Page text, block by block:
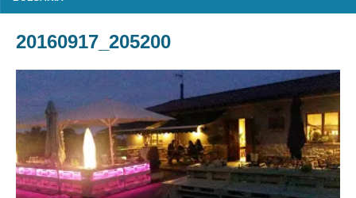
20160917_205200